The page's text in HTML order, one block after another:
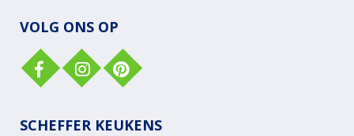
VOLG ONS OP
SCHEFFER KEUKENS